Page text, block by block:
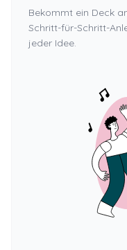
Bekommt ein Deck
Schritt-für-Schritt-
jeder Idee.